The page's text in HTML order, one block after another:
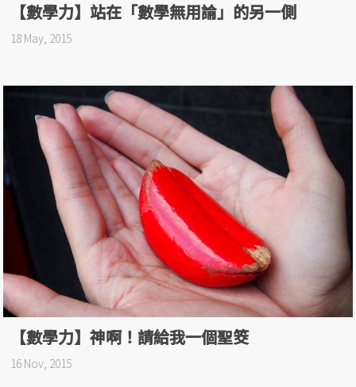
【數學力】站在「數學無用論」的另一側
18 May, 2015
【數學力】神啊！請給我一個聖筊
16 Nov, 2015